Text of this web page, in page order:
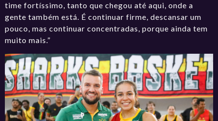
time fortíssimo, tanto que chegou até aqui, onde a
gente também está. É continuar firme, descansar um
pouco, mas continuar concentradas, porque ainda tem
muito mais.”